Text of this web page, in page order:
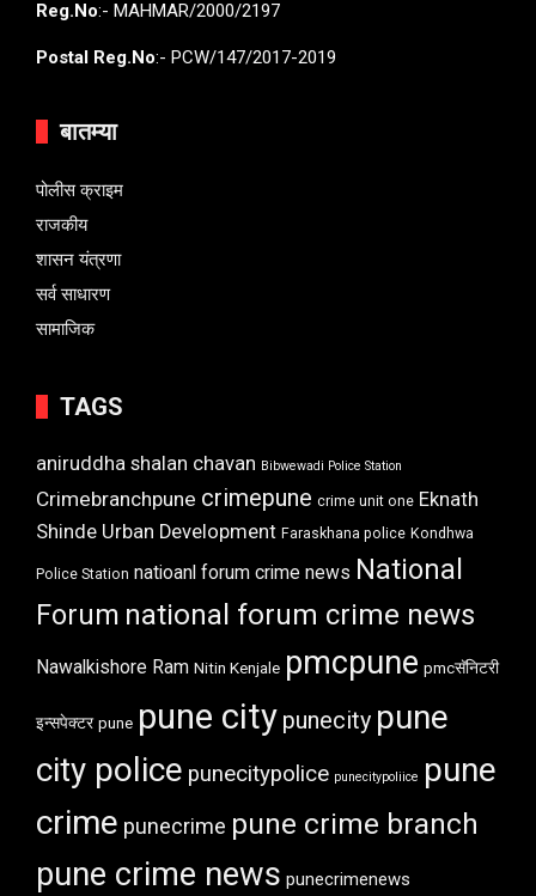
Reg.No:- MAHMAR/2000/2197
Postal Reg.No:- PCW/147/2017-2019
बातम्या
पोलीस क्राइम
राजकीय
शासन यंत्रणा
सर्व साधारण
सामाजिक
TAGS
aniruddha shalan chavan Bibwewadi Police Station
Crimebranchpune crimepune crime unit one Eknath
Shinde Urban Development Faraskhana police Kondhwa
Police Station natioanl forum crime news National
Forum national forum crime news
Nawalkishore Ram Nitin Kenjale pmcpune pmcसॅनिटरी
इन्सपेक्टर pune pune city punecity pune
city police punecitypolice punecitypoliice pune
crime punecrime pune crime branch
pune crime news punecrimenews